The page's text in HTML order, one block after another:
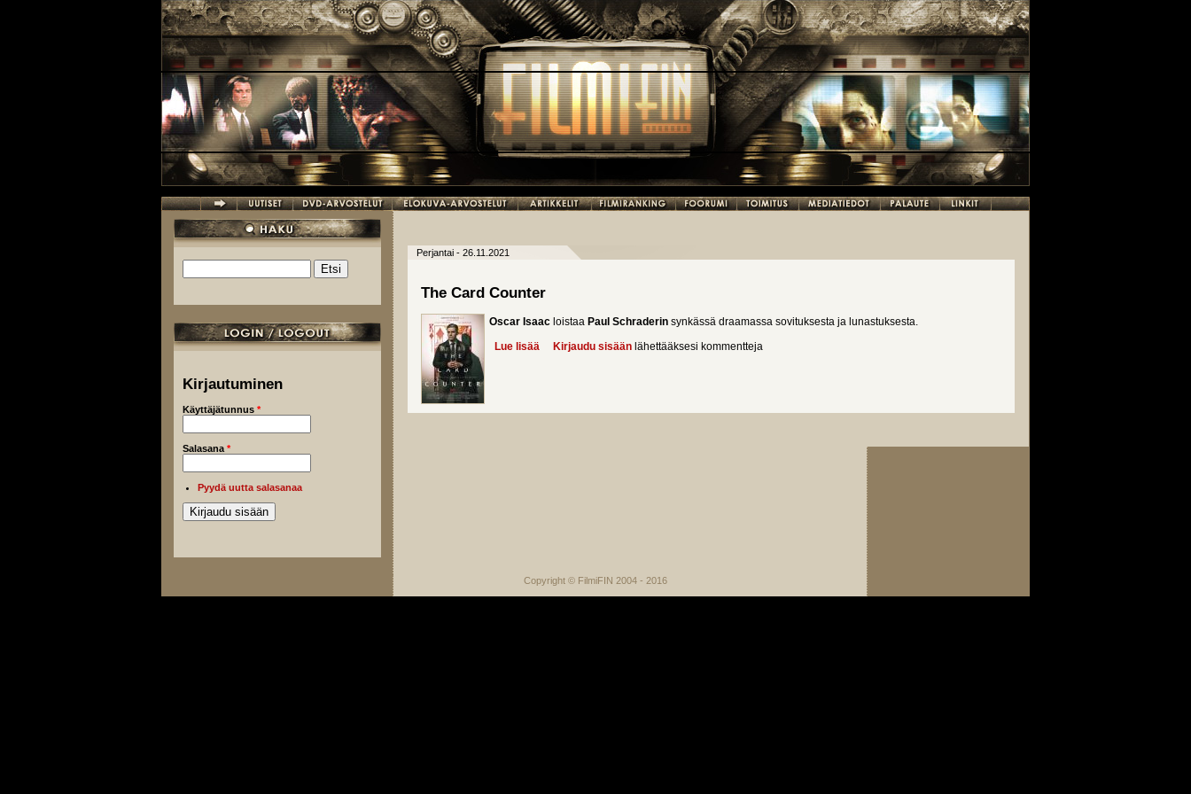
Hakulomake
Kirjautuminen
Käyttäjätunnus *
Salasana *
Pyydä uutta salasanaa
Perjantai - 26.11.2021
The Card Counter
Oscar Isaac loistaa Paul Schraderin synkässä draamassa sovituksesta ja lunastuksesta.
Lue lisää about The Card Counter
Kirjaudu sisään lähettääksesi kommentteja
Copyright © FilmiFIN 2004 - 2016